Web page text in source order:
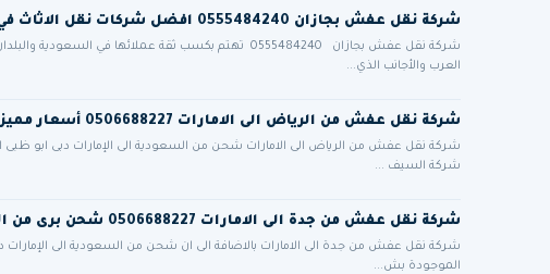
شركة نقل عفش بجازان 0555484240 افضل شركات نقل الاثاث في جيزان
شركة نقل عفش بجازان 0555484240 تهتم بكسب ثقة عملائها
العرب والأجانب الذي...
شركة نقل عفش من الرياض الى الامارات 0506688227 أسعار مميزة مع فك تركيب تغليف ضمان أمان تام
شركة نقل عفش من الرياض الى الامارات شحن من السعودية الى الإمارات دبى ابو
شركة السيف ...
شركة نقل عفش من جدة الى الامارات 0506688227 شحن برى من السعودية للامارات
شركة نقل عفش من جدة الى الامارات بالاضافة الى ان شحن من السعودية الى
الموجودة بش...